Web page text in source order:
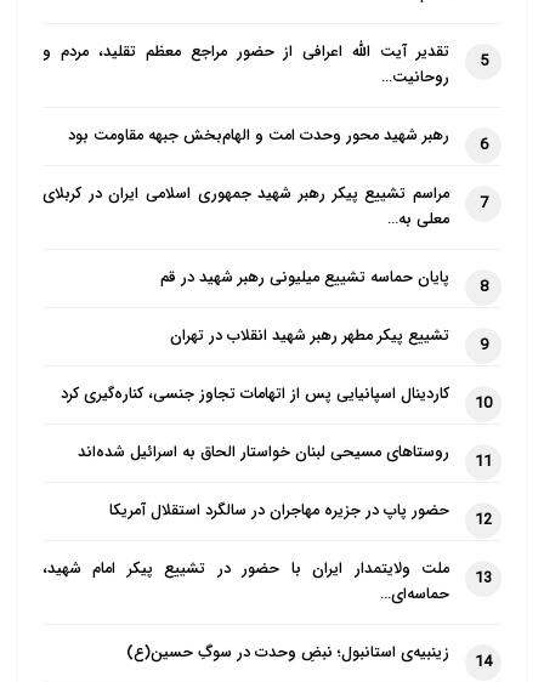
براساس این گزارش، فرانسه کشوری در
غرب است و بزرگ‌ترین کشور اروپای غربی و
اروپا به شمار می آید. حضور مسلمانان در
کشور فرانسه به قرن هشتم میلادی بازمی
گردد. موج بزرگ مهاجرت پس از جنگ
جهانی اول و دوم از کشور مراکش انجام
شد، به طوری که می توان گفت که مسجد
بزرگ پاریس در سال 1926 میلادی به دلیل
اول ساخته شد.
حضور مسلمانان مراکشی در فرانسه زمینه
را برای گرایش هایتصوفو عرفان و مکتب
حضور فاطمیان در مراکش برمی گردد. به
همین دلیل این گرایش ها با مهاجرت
مسلمانان مراکشی به کشور دیگر منتقل
5
تقدیر آیت الله اعرافی از حضور مراجع معظم تقلید، مردم و
روحانیت…
6 رهبر شهید محور وحدت امت و الهام‌بخش جبهه مقاومت بود
7
مراسم تشییع پیکر رهبر شهید جمهوری اسلامی ایران در کربلای
معلی به…
8 پایان حماسه تشییع میلیونی رهبر شهید در قم
9 تشییع پیکر مطهر رهبر شهید انقلاب در تهران
10 کاردینال اسپانیایی پس از اتهامات تجاوز جنسی، کناره‌گیری کرد
11 روستاهای مسیحی لبنان خواستار الحاق به اسرائیل شده‌اند
12 حضور پاپ در جزیره مهاجران در سالگرد استقلال آمریکا
13
ملت ولایتمدار ایران با حضور در تشییع پیکر امام شهید،
حماسه‌ای…
14 زینبیه‌ی استانبول؛ نبضِ وحدت در سوگِ حسین(ع)